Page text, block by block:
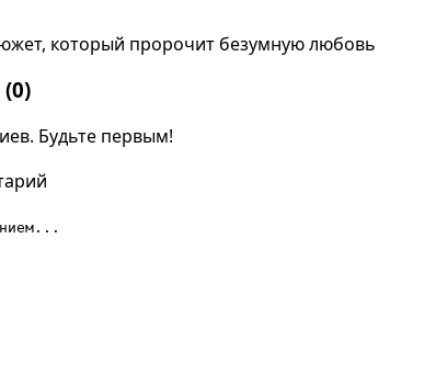
который пророчит безумную любовь
(0)
Будьте первым!